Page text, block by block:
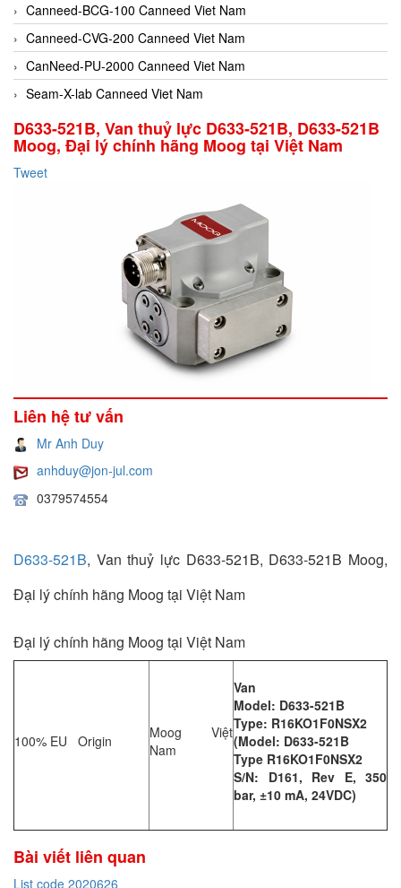
Canneed-BCG-100 Canneed Viet Nam
Canneed-CVG-200 Canneed Viet Nam
CanNeed-PU-2000 Canneed Viet Nam
Seam-X-lab Canneed Viet Nam
D633-521B, Van thuỷ lực D633-521B, D633-521B
Moog, Đại lý chính hãng Moog tại Việt Nam
Tweet
Liên hệ tư vấn
Mr Anh Duy
anhduy@jon-jul.com
0379574554
D633-521B, Van thuỷ lực D633-521B, D633-521B Moog,
Đại lý chính hãng Moog tại Việt Nam
Đại lý chính hãng Moog tại Việt Nam
100% EU Origin
Moog Việt
Nam
Van
Model: D633-521B
Type: R16KO1F0NSX2
(Model: D633-521B
Type R16KO1F0NSX2
S/N: D161, Rev E, 350
bar, ±10 mA, 24VDC)
Bài viết liên quan
List code 2020626